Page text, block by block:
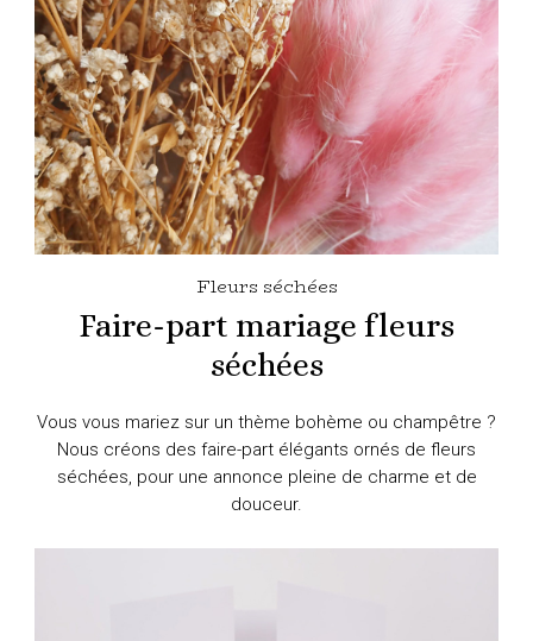
Fleurs séchées
Faire-part mariage fleurs
séchées
Vous vous mariez sur un thème bohème ou champêtre ?
Nous créons des faire-part élégants ornés de fleurs
séchées, pour une annonce pleine de charme et de
douceur.